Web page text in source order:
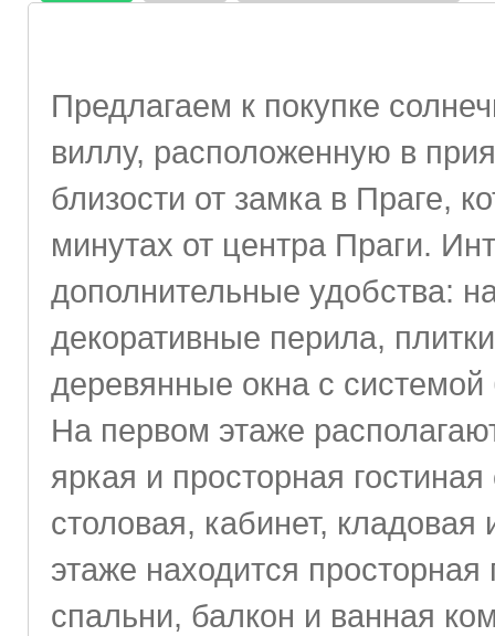
Предлагаем к покупке
виллу, расположенную в
близости от замка в Праге,
минутах от центра Праги.
дополнительные удобства:
декоративные перила,
деревянные окна с системой
На первом этаже
яркая и просторная
столовая, кабинет,
этаже находится
спальни, балкон и ванная